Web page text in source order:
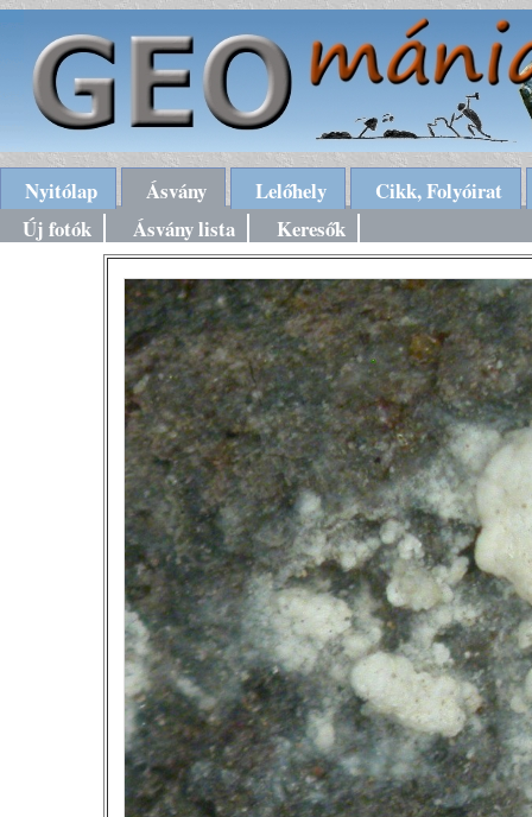
Nyitólap Ásvány Lelőhely
Cikk, Folyóirat
Új fotók
Ásvány lista Keresők